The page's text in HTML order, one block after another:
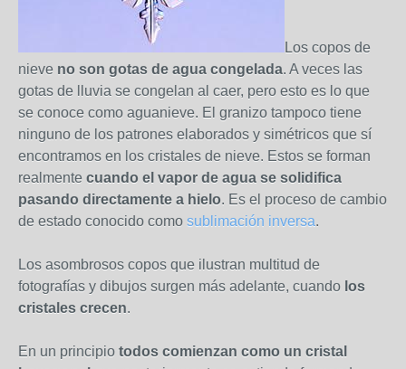
Los copos de
nieve no son gotas de agua congelada. A veces las
gotas de lluvia se congelan al caer, pero esto es lo que
se conoce como aguanieve. El granizo tampoco tiene
ninguno de los patrones elaborados y simétricos que sí
encontramos en los cristales de nieve. Estos se forman
realmente cuando el vapor de agua se solidifica
pasando directamente a hielo. Es el proceso de cambio
de estado conocido como sublimación inversa.
Los asombrosos copos que ilustran multitud de
fotografías y dibujos surgen más adelante, cuando los
cristales crecen.
En un principio todos comienzan como un cristal